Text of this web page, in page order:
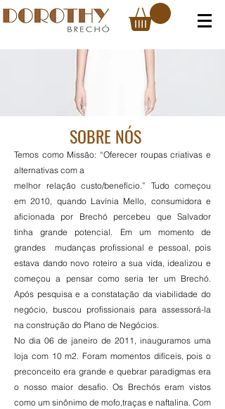
SOBRE NÓS
Temos como Missão: “Oferecer roupas criativas e
alternativas com a
melhor relação custo/benefício.” Tudo começou
em 2010, quando Lavínia Mello, consumidora e
aficionada por Brechó percebeu que Salvador
tinha grande potencial. Em um momento de
grandes mudanças profissional e pessoal, pois
estava dando novo roteiro a sua vida, idealizou e
começou a pensar como seria ter um Brechó.
Após pesquisa e a constatação da viabilidade do
negócio, buscou profissionais para assessorá-la
na construção do Plano de Negócios.
No dia 06 de janeiro de 2011, inauguramos uma
loja com 10 m2. Foram momentos difíceis, pois o
preconceito era grande e quebrar paradigmas era
o nosso maior desafio. Os Brechós eram vistos
como um sinônimo de mofo,traças e naftalina. Com